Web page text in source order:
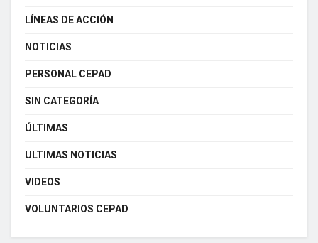
LÍNEAS DE ACCIÓN
NOTICIAS
PERSONAL CEPAD
SIN CATEGORÍA
ÚLTIMAS
ULTIMAS NOTICIAS
VIDEOS
VOLUNTARIOS CEPAD